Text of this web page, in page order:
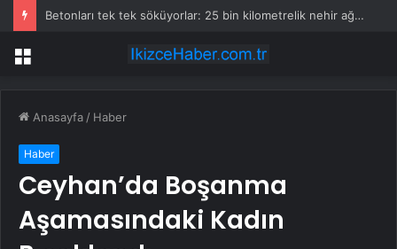
Betonları tek tek söküyorlar: 25 bin kilometrelik nehir ağını yeniden özgür bırakacaklar
Menü
Anasayfa / Haber
Haber
Ceyhan’da Boşanma
Aşamasındaki Kadın